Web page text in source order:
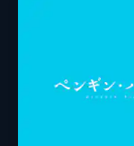
アニメーション制作